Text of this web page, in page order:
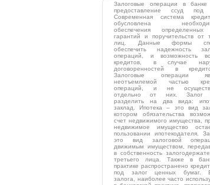
Залоговые операции в
предоставление ссуд под
Современная система
обусловлена
обеспечения определенных
гарантий и поручительств от
лиц. Данные формы
обеспечить надежность
операций, и возможность
кредитов, в случае
договоренностей в
Залоговые операции
неотъемлемой частью
операций, и не
отдельно от них. Залог
разделить на два вида:
заклад. Ипотека – это вид
котором обязательства
счет недвижимого имущества,
недвижимое имущество
пользовании ипотекодателя.
это вид залоговой
движимым имуществом,
в собственность
третьего лица. Также в
практике распространено
под залог ценных бумаг.
залога, наиболее часто